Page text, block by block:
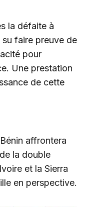
la défaite à
su faire preuve de
pour
Une prestation
de cette
affrontera
la double
et la Sierra
en perspective.